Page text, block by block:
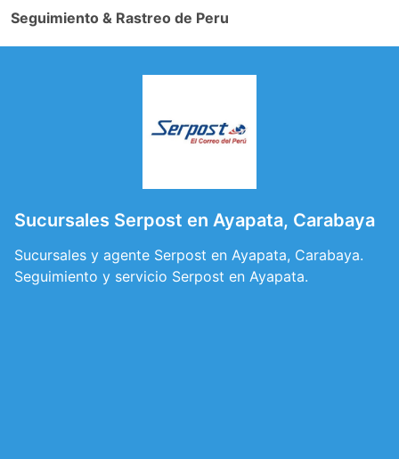
Seguimiento & Rastreo de Peru
Sucursales Serpost en Ayapata, Carabaya
Sucursales y agente Serpost en Ayapata, Carabaya.
Seguimiento y servicio Serpost en Ayapata.